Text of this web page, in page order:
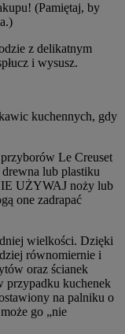
(Pamiętaj, by
z delikatnym
i wysusz.
kuchennych, gdy
Le Creuset
lub plastiku
UŻYWAJ noży lub
one zadrapać
wielkości. Dzięki
równomiernie i
oraz ścianek
przypadku kuchenek
na palniku o
go „nie